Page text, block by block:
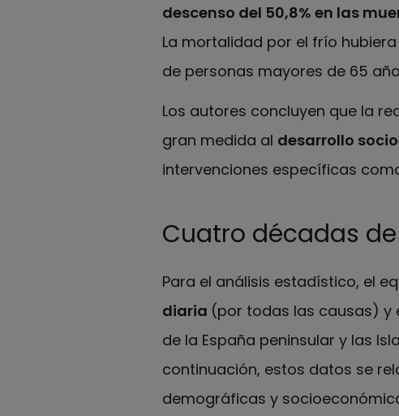
descenso del 50,8% en las
La mortalidad por el frío
de personas mayores de 65
Los autores concluyen que la
gran medida al desarrollo
intervenciones específicas
Cuatro décadas
Para el análisis estadístico, el
diaria (por todas las causas) y
de la España peninsular y las
continuación, estos datos se
demográficas y